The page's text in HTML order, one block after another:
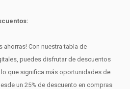
ahorras! Con nuestra tabla de
puedes disfrutar de descuentos
que significa más oportunidades de
un 25% de descuento en compras